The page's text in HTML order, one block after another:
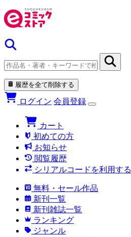
履歴を全て削除する
ログイン 会員登録
カート
初めての方
お知らせ
閲覧履歴
シリアルコードを利用する
無料・セール作品
新刊一覧
新刊雑誌一覧
ランキング
ジャンル